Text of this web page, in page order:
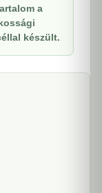
a
készült.